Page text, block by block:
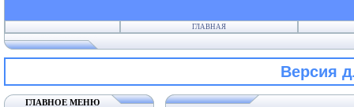
ГЛАВНАЯ
Версия
ГЛАВНОЕ МЕНЮ